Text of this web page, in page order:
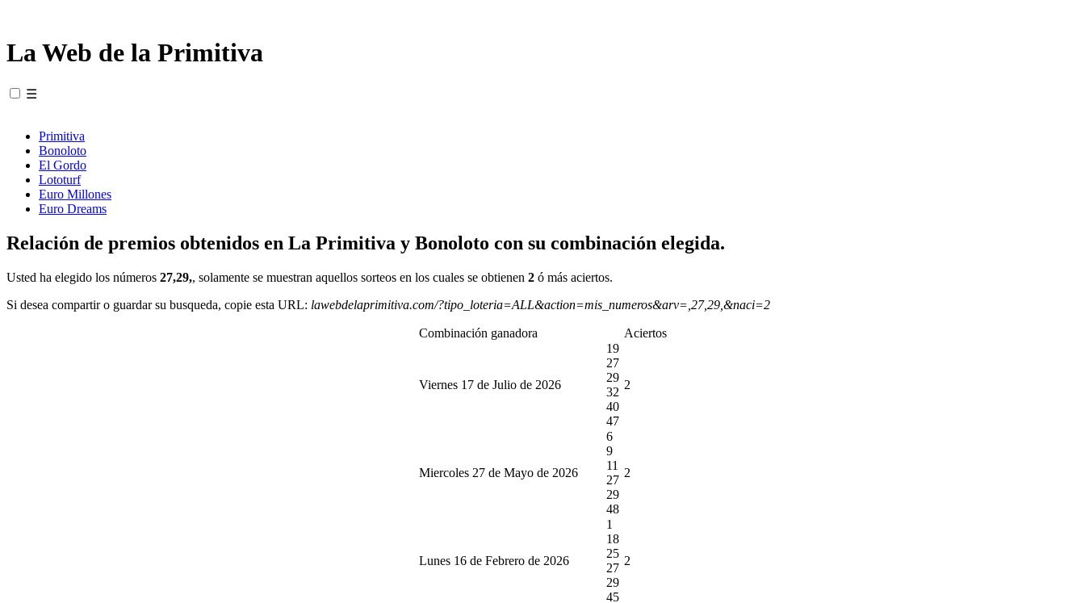
La Web de la Primitiva
☰
Primitiva
Bonoloto
El Gordo
Lototurf
Euro Millones
Euro Dreams
Relación de premios obtenidos en La Primitiva y Bonoloto con su combinación elegida.
Usted ha elegido los números 27,29,, solamente se muestran aquellos sorteos en los cuales se obtienen 2 ó más aciertos.
Si desea compartir o guardar su busqueda, copie esta URL: lawebdelaprimitiva.com/?tipo_loteria=ALL&action=mis_numeros&arv=,27,29,&naci=2
Combinación ganadora Aciertos
Viernes 17 de Julio de 2026
19
27
29
32
40
47
2
Miercoles 27 de Mayo de 2026
6
9
11
27
29
48
2
Lunes 16 de Febrero de 2026
1
18
25
27
29
45
2